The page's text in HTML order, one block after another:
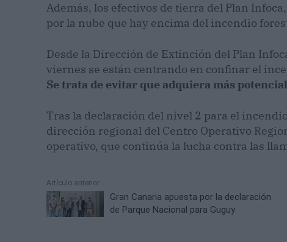
Además, los efectivos de tierra del Plan
por la nube que hay encima del incendio
Desde la Dirección de Extinción del Plan
viernes se están centrando en confinar el
Se trata de evitar que adquiera más
Tras la declaración del nivel 2 para el
dirección regional del Centro Operativo
operativo, que continúa la lucha contra las
Artículo anterior
Gran Canaria apuesta por la declaración
de Parque Nacional para Guguy